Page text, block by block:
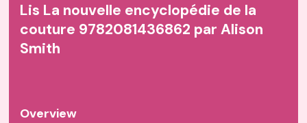
Lis La nouvelle encyclopédie de la
couture 9782081436862 par Alison
Smith
Overview